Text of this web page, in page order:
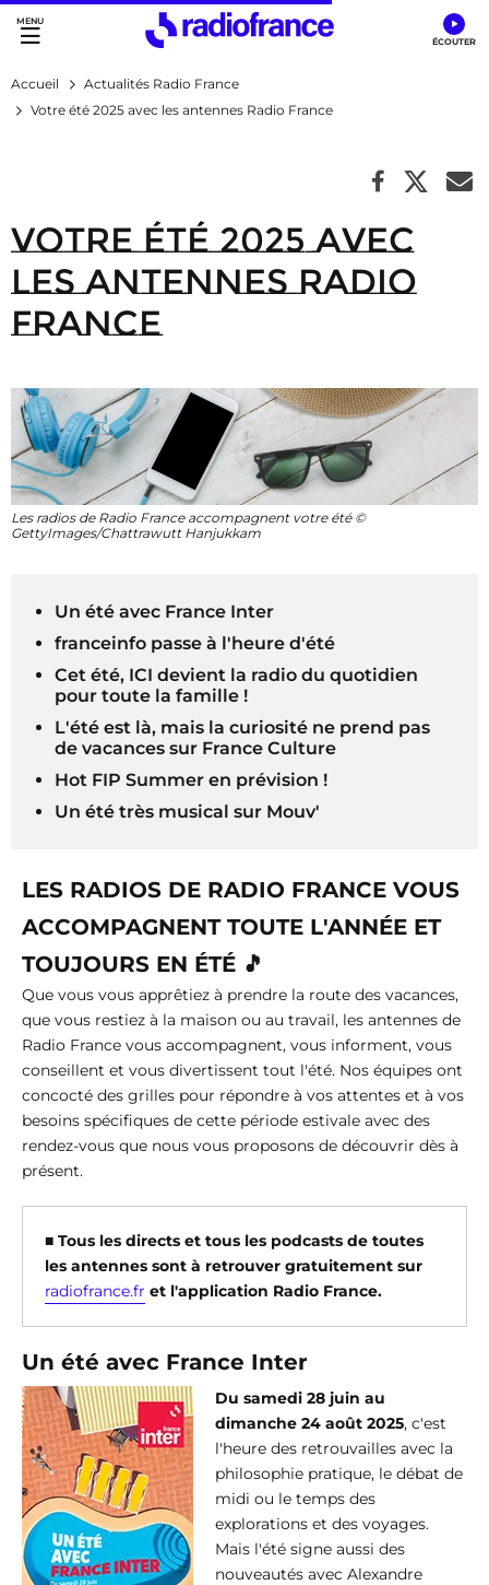
Accès direct :
Menu principal
Contenu
Accueil
Actualités Radio France
Votre été 2025 avec les antennes Radio France
Votre été 2025 avec
les antennes Radio
France
Les radios de Radio France accompagnent votre été ©
GettyImages/Chattrawutt Hanjukkam
Un été avec France Inter
franceinfo passe à l'heure d'été
Cet été, ICI devient la radio du quotidien
pour toute la famille !
L'été est là, mais la curiosité ne prend pas
de vacances sur France Culture
Hot FIP Summer en prévision !
Un été très musical sur Mouv'
LES RADIOS DE RADIO FRANCE VOUS
ACCOMPAGNENT TOUTE L'ANNÉE ET
TOUJOURS EN ÉTÉ 🎵
Que vous vous apprêtiez à prendre la route des vacances,
que vous restiez à la maison ou au travail, les antennes de
Radio France vous accompagnent, vous informent, vous
conseillent et vous divertissent tout l'été. Nos équipes ont
concocté des grilles pour répondre à vos attentes et à vos
besoins spécifiques de cette période estivale avec des
rendez-vous que nous vous proposons de découvrir dès à
présent.
■ Tous les directs et tous les podcasts de toutes
les antennes sont à retrouver gratuitement sur
radiofrance.fr et l'application Radio France.
Un été avec France Inter
Du samedi 28 juin au
dimanche 24 août 2025, c'est
l'heure des retrouvailles avec la
philosophie pratique, le débat de
midi ou le temps des
explorations et des voyages.
Mais l'été signe aussi des
nouveautés avec Alexandre